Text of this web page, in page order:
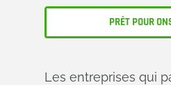
PRÊT POUR
Les entreprises qui